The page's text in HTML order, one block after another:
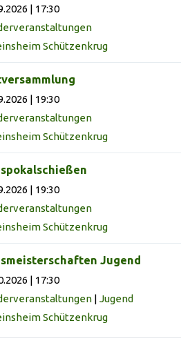
| 17:30
Schützenkrug
| 19:30
Schützenkrug
| 19:30
Schützenkrug
Jugend
| 17:30
| Jugend
Schützenkrug